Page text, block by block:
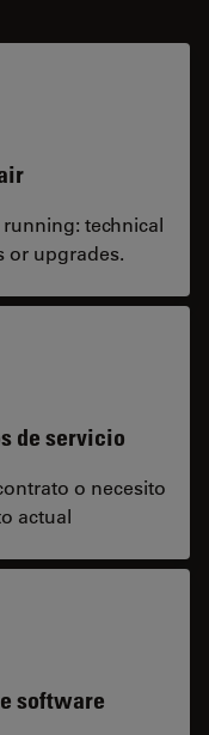
technical
or upgrades.
de servicio
o necesito
actual
software